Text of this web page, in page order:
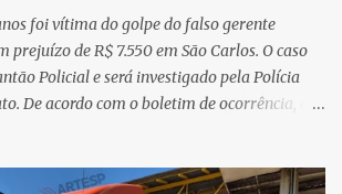
Rodoviária compareceu para o registro
foi vítima do golpe do falso gerente
prejuízo de R$ 7.550 em São Carlos. O caso
Policial e será investigado pela Polícia
De acordo com o boletim de ocorrência, a
necessário atualizar o cadastro da conta